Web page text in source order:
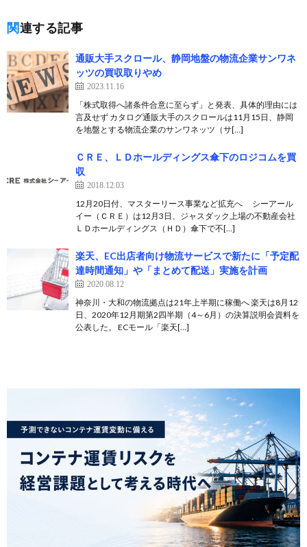
関連する記事
通販大手スクロール、静岡地盤の物流企業サンワネ
ッツの買収取りやめ
2023.11.16
「株式取得へ諸条件合意に至らず」と発表、具体的理由には
言及せず カタログ通販大手のスクロールは11月15日、静岡
を地盤とする物流企業のサンワネッツ（サ[…]
ＣＲＥ、ＬＤホールディングス傘下のロジコムを買
収
2018.12.03
12月20日付、マスターリース事業など拡充へ シーアール
イー（ＣＲＥ）は12月3日、ジャスダック上場の不動産会社
ＬＤホールディングス（ＨＤ）傘下で不[…]
楽天、EC出店者向け物流サービスで新たに「予定配
達時間通知」や「まとめて配送」実施を計画
2020.08.12
神奈川・大和の物流拠点は21年上半期に稼働へ 楽天は8月12
日、2020年12月期第2四半期（4～6月）の決算説明会資料を
公表した。 ECモール「楽天[…]